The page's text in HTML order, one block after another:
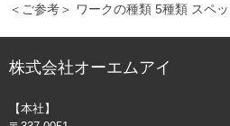
＜ご参考＞ ワークの種類 5種類 スペ
株式会社オーエムアイ
【本社】